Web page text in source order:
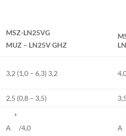
MSZ-LN25VG
MUZ – LN25VGHZ
3,2 (1,0 – 6,3) 3,2
2,5 (0,8 – 3,5)
A
+
/4,0 A